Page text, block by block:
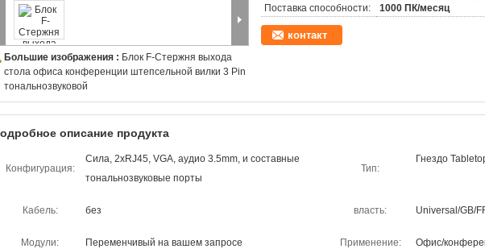
Большие изображения : Блок F-Стержня выхода
стола офиса конференции штепсельной вилки 3 Pin
тональнозвуковой
Поставка способности:
1000 ПК/месяц
контакт
описание продукта
Конфигурация:
Сила, 2xRJ45, VGA, аудио 3.5mm, и составные
тональнозвуковые порты
Тип:
Гнездо
Кабель: без власть: Universal/GB/
Модули: Переменчивый на вашем запросе Применение: Офис/